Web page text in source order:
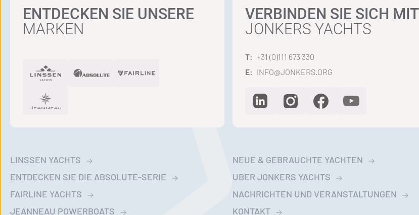
ENTDECKEN SIE UNSERE
MARKEN
VERBINDEN SIE SICH MIT
JONKERS YACHTS
T: +31 (0)111 673 330
E: INFO@JONKERS.ORG
LINSSEN YACHTS
ENTDECKEN SIE DIE ABSOLUTE-SERIE
FAIRLINE YACHTS
JEANNEAU POWERBOATS
NEUE & GEBRAUCHTE YACHTEN
UBER JONKERS YACHTS
NACHRICHTEN UND VERANSTALTUNGEN
KONTAKT